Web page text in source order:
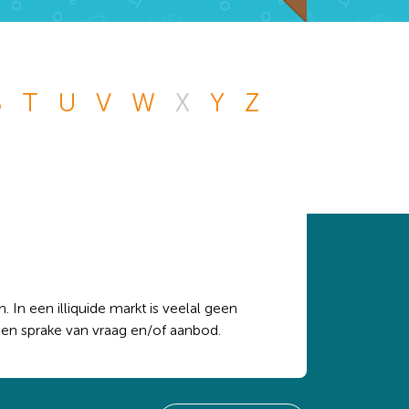
T U V W X Y Z
In een illiquide markt is veelal geen
sprake van vraag en/of aanbod.